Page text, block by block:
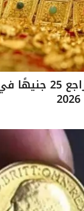
سعر الذهب